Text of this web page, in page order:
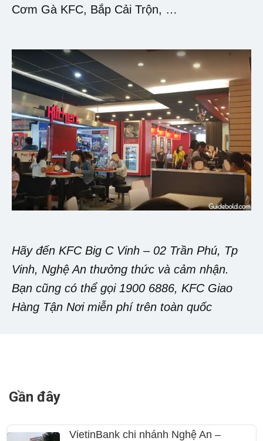
Cơm Gà KFC, Bắp Cải Trộn, …
Hãy đến KFC Big C Vinh – 02 Trần Phú, Tp
Vinh, Nghệ An thưởng thức và cảm nhận.
Bạn cũng có thể gọi 1900 6886, KFC Giao
Hàng Tận Nơi miễn phí trên toàn quốc
Gần đây
VietinBank chi nhánh Nghệ An –